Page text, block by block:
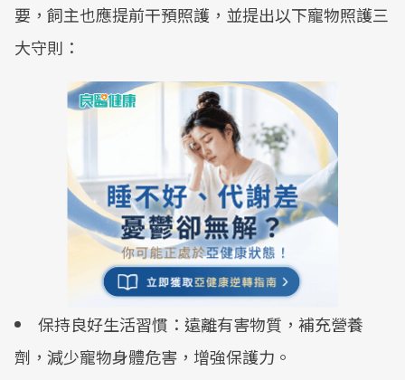
要，飼主也應提前干預照護，並提出以下寵物照護三
大守則：
保持良好生活習慣：遠離有害物質，補充營養
劑，減少寵物身體危害，增強保護力。